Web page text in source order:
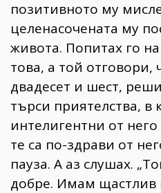
позитивното му
целенасочената му
живота. Попитах го
това, а той
двадесет и шест,
търси приятелства, в
интелигентни от
те са по-здрави от
пауза. А аз слушах.
добре. Имам щастлив